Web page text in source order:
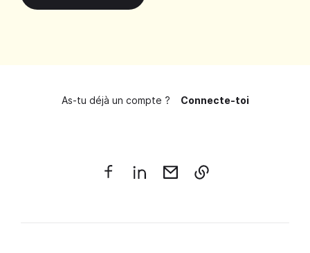
As-tu déjà un compte ? Connecte-toi